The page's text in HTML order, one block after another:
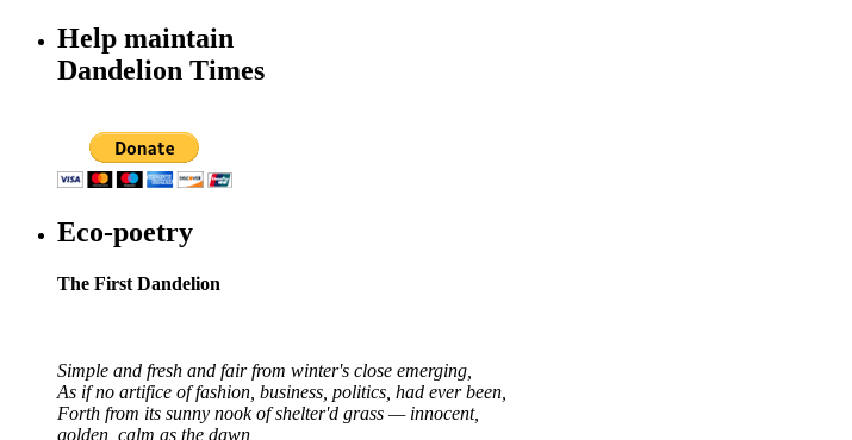
Help maintain
Dandelion Times
Eco-poetry
The First Dandelion
Simple and fresh and fair from winter's close emerging,
As if no artifice of fashion, business, politics, had ever been,
Forth from its sunny nook of shelter'd grass — innocent,
golden, calm as the dawn,